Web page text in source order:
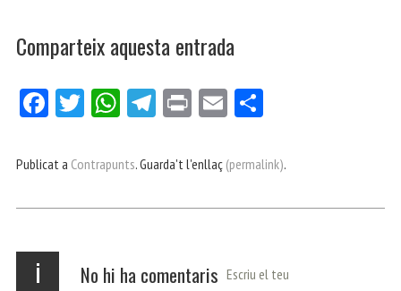
Comparteix aquesta entrada
Fa
bo
Tw
er
W
ts
p
Te
gr
m
Pri E
ail pa
ei
Publicat a Contrapunts. Guarda't l'enllaç (permalink).
i No hi ha comentaris Escriu el teu